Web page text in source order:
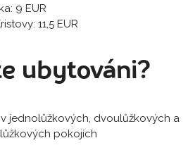
9 EUR
11,5 EUR
ubytováni?
jednolůžkových, dvoulůžkových a
pokojích